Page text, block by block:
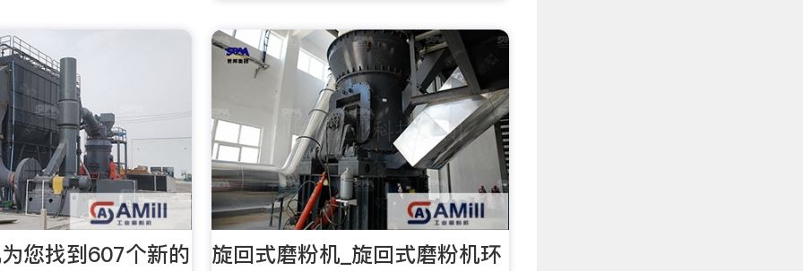
您找到607个新的
旋回式磨粉机_旋回式磨粉机环